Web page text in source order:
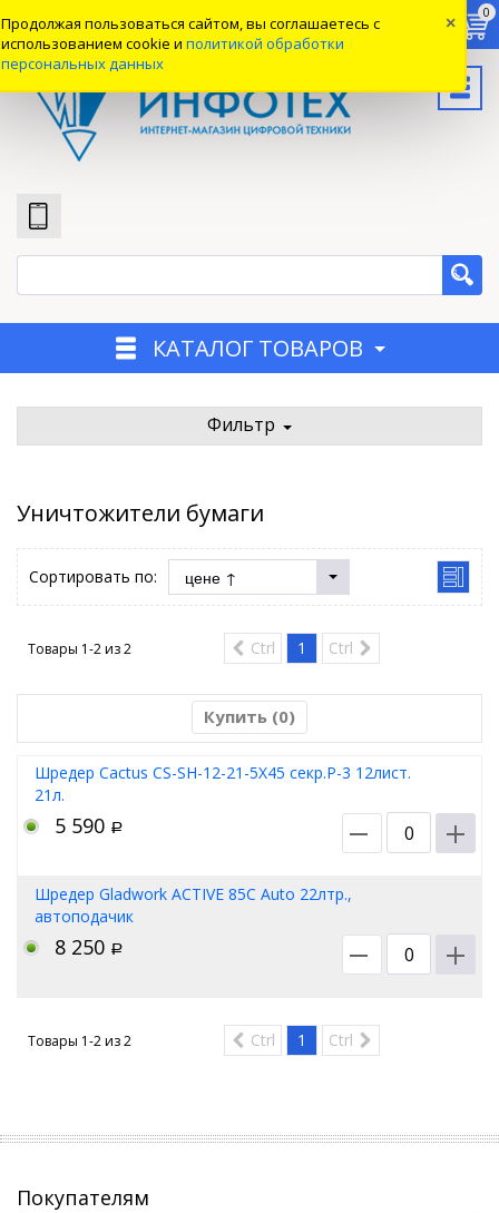
Продолжая пользоваться сайтом, вы соглашаетесь с
использованием cookie и политикой обработки
персональных данных
×
Вход
0
КАТАЛОГ ТОВАРОВ
Фильтр
Уничтожители бумаги
Сортировать по:
Товары 1-2 из2 Ctrl 1 Ctrl
Купить (0)
Шредер Cactus CS-SH-12-21-5X45 секр.P-3 12лист.
21л.
5 590 Р
Шредер Gladwork ACTIVE 85C Auto 22лтр.,
автоподачик
8 250 Р
Товары 1-2 из2 Ctrl 1 Ctrl
Покупателям